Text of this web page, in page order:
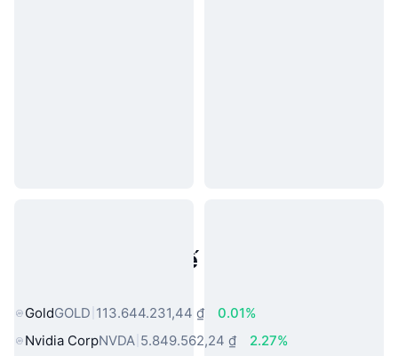
Tài sản trong thế giới thực phổ
GoldGOLD 113.644.231,44 ₫
0.01%
Nvidia CorpNVDA 5.849.562,24 ₫ 2.27%